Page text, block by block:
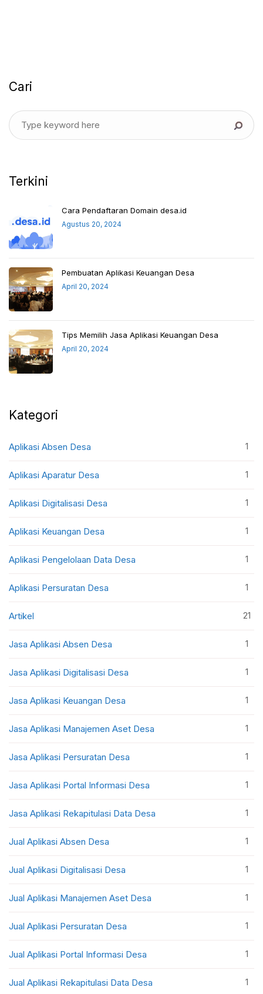
Cari
Terkini
Cara Pendaftaran Domain desa.id
Agustus 20, 2024
Pembuatan Aplikasi Keuangan Desa
April 20, 2024
Tips Memilih Jasa Aplikasi Keuangan Desa
April 20, 2024
Kategori
Aplikasi Absen Desa 1
Aplikasi Aparatur Desa 1
Aplikasi Digitalisasi Desa 1
Aplikasi Keuangan Desa 1
Aplikasi Pengelolaan Data Desa 1
Aplikasi Persuratan Desa 1
Artikel 21
Jasa Aplikasi Absen Desa 1
Jasa Aplikasi Digitalisasi Desa 1
Jasa Aplikasi Keuangan Desa 1
Jasa Aplikasi Manajemen Aset Desa 1
Jasa Aplikasi Persuratan Desa 1
Jasa Aplikasi Portal Informasi Desa 1
Jasa Aplikasi Rekapitulasi Data Desa 1
Jual Aplikasi Absen Desa 1
Jual Aplikasi Digitalisasi Desa 1
Jual Aplikasi Manajemen Aset Desa 1
Jual Aplikasi Persuratan Desa 1
Jual Aplikasi Portal Informasi Desa 1
Jual Aplikasi Rekapitulasi Data Desa 1